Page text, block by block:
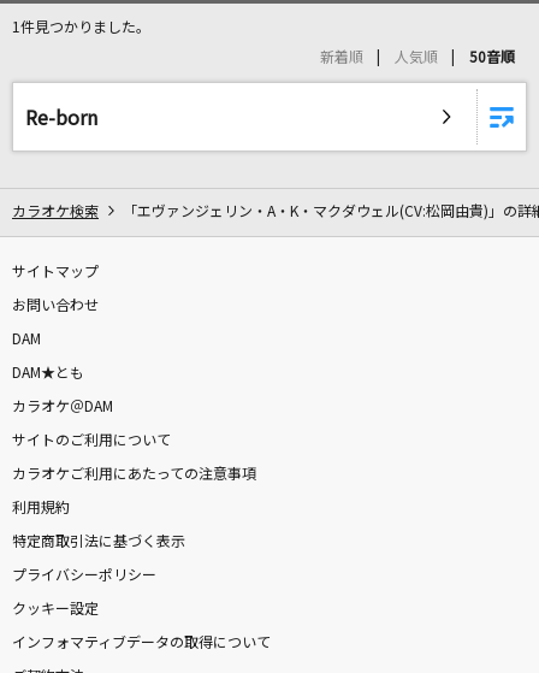
リアルタイムで歌われている曲の一覧
[生音]メリッサ
ポルノグラフィティ
ワガママで誤魔化さないで
THE ORAL CIGARETTES
キミに100パーセント
きゃりーぱみゅぱみゅ
[生音]未来予想図Ⅱ
DREAMS COME TRUE
1件見つかりました。
新着順 人気順 50音順
Re-born
カラオケ検索 「エヴァンジェリン・A・K・マクダウェル(CV:松岡由貴)」の詳
サイトマップ
お問い合わせ
DAM
DAM★とも
カラオケ＠DAM
サイトのご利用について
カラオケご利用にあたっての注意事項
利用規約
特定商取引法に基づく表示
プライバシーポリシー
クッキー設定
インフォマティブデータの取得について